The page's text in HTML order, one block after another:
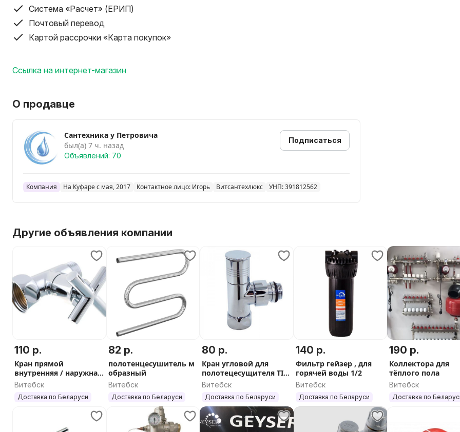
Система «Расчет» (ЕРИП)
Почтовый перевод
Картой рассрочки «Карта покупок»
Ссылка на интернет-магазин
О продавце
Сантехника у Петровича
был(а) 7 ч. назад
Объявлений: 70
Подписаться
Компания На Куфаре с мая, 2017 Контактное лицо: Игорь Витсантехлюкс УНП: 391812562
Другие объявления компании
110 р.
Кран прямой
внутренняя / наружная
резьба 1х3/4 для п/с
Витебск
Доставка по Беларуси
82 р.
полотенцесушитель м
образный
Витебск
Доставка по Беларуси
80 р.
Кран угловой для
полотецесущителя TIM
3/4х1/2
Витебск
Доставка по Беларуси
140 р.
Фильтр гейзер , для
горячей воды 1/2
Витебск
Доставка по Беларуси
190 р.
Коллектора для
тёплого пола
Витебск
Доставка по